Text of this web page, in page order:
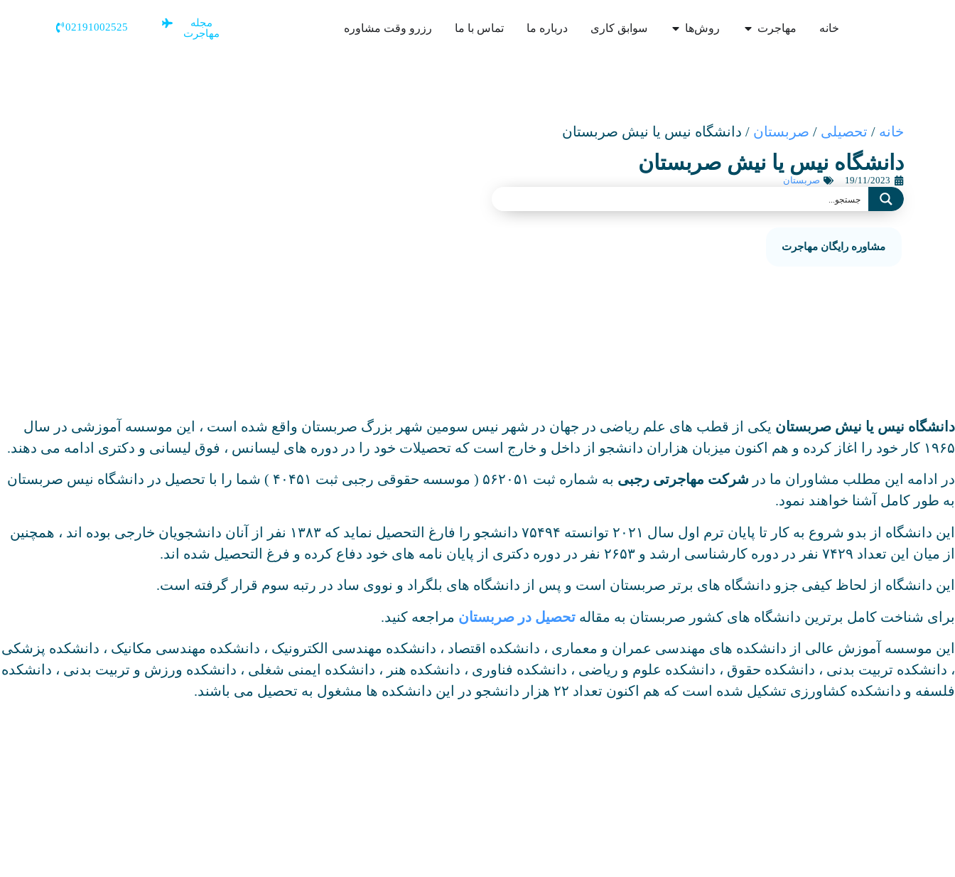
خانه مهاجرت روش‌ها سوابق کاری درباره ما تماس با ما رزرو وقت مشاوره
مجله
مهاجرت
02191002525
خانه / تحصیلی / صربستان / دانشگاه نیس یا نیش صربستان
دانشگاه نیس یا نیش صربستان
19/11/2023 صربستان
مشاوره رایگان مهاجرت
دانشگاه نیس یا نیش صربستان یکی از قطب های علم ریاضی در جهان در شهر نیس سومین شهر بزرگ صربستان واقع شده است ، این موسسه آموزشی در سال
۱۹۶۵ کار خود را اغاز کرده و هم اکنون میزبان هزاران دانشجو از داخل و خارج است که تحصیلات خود را در دوره های لیسانس ، فوق لیسانی و دکتری ادامه می دهند.
در ادامه این مطلب مشاوران ما در شرکت مهاجرتی رجبی
به شماره ثبت ۵۶۲۰۵۱ ( موسسه حقوقی رجبی ثبت ۴۰۴۵۱ ) شما را با تحصیل در دانشگاه نیس صربستان
به طور کامل آشنا خواهند نمود.
این دانشگاه از بدو شروع به کار تا پایان ترم اول سال ۲۰۲۱ توانسته ۷۵۴۹۴ دانشجو را فارغ التحصیل نماید که ۱۳۸۳ نفر از آنان دانشجویان خارجی بوده اند ، همچنین
از میان این تعداد ۷۴۲۹ نفر در دوره کارشناسی ارشد و ۲۶۵۳ نفر در دوره دکتری از پایان نامه های خود دفاع کرده و فرغ التحصیل شده اند.
این دانشگاه از لحاظ کیفی جزو دانشگاه های برتر صربستان است و پس از دانشگاه های بلگراد و نووی ساد در رتبه سوم قرار گرفته است.
برای شناخت کامل برترین دانشگاه های کشور صربستان به مقاله تحصیل در صربستان مراجعه کنید.
این موسسه آموزش عالی از دانشکده های مهندسی عمران و معماری ، دانشکده اقتصاد ، دانشکده مهندسی الکترونیک ، دانشکده مهندسی مکانیک ، دانشکده پزشکی
، دانشکده تربیت بدنی ، دانشکده حقوق ، دانشکده علوم و ریاضی ، دانشکده فناوری ، دانشکده هنر ، دانشکده ایمنی شغلی ، دانشکده ورزش و تربیت بدنی ، دانشکده
فلسفه و دانشکده کشاورزی تشکیل شده است که هم اکنون تعداد ۲۲ هزار دانشجو در این دانشکده ها مشغول به تحصیل می باشند.